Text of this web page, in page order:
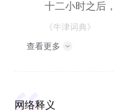
十二小时之后
《牛津词典》
查看更多
网络释义